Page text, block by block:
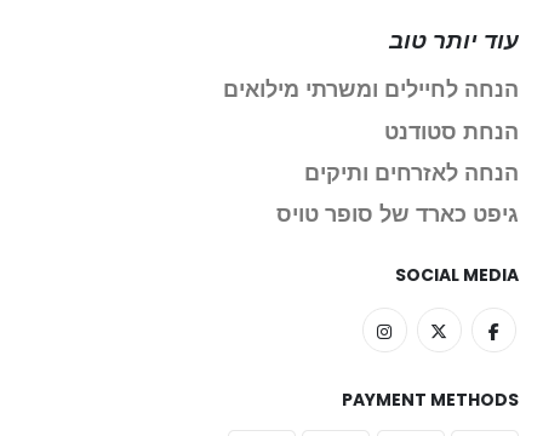
עוד יותר טוב
הנחה לחיילים ומשרתי מילואים
הנחת סטודנט
הנחה לאזרחים ותיקים
גיפט כארד של סופר טויס
SOCIAL MEDIA
PAYMENT METHODS